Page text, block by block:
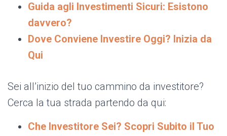
Guida agli Investimenti Sicuri: Esistono
davvero?
Dove Conviene Investire Oggi? Inizia da
Qui
Sei all’inizio del tuo cammino da investitore?
Cerca la tua strada partendo da qui:
Che Investitore Sei? Scopri Subito il Tuo